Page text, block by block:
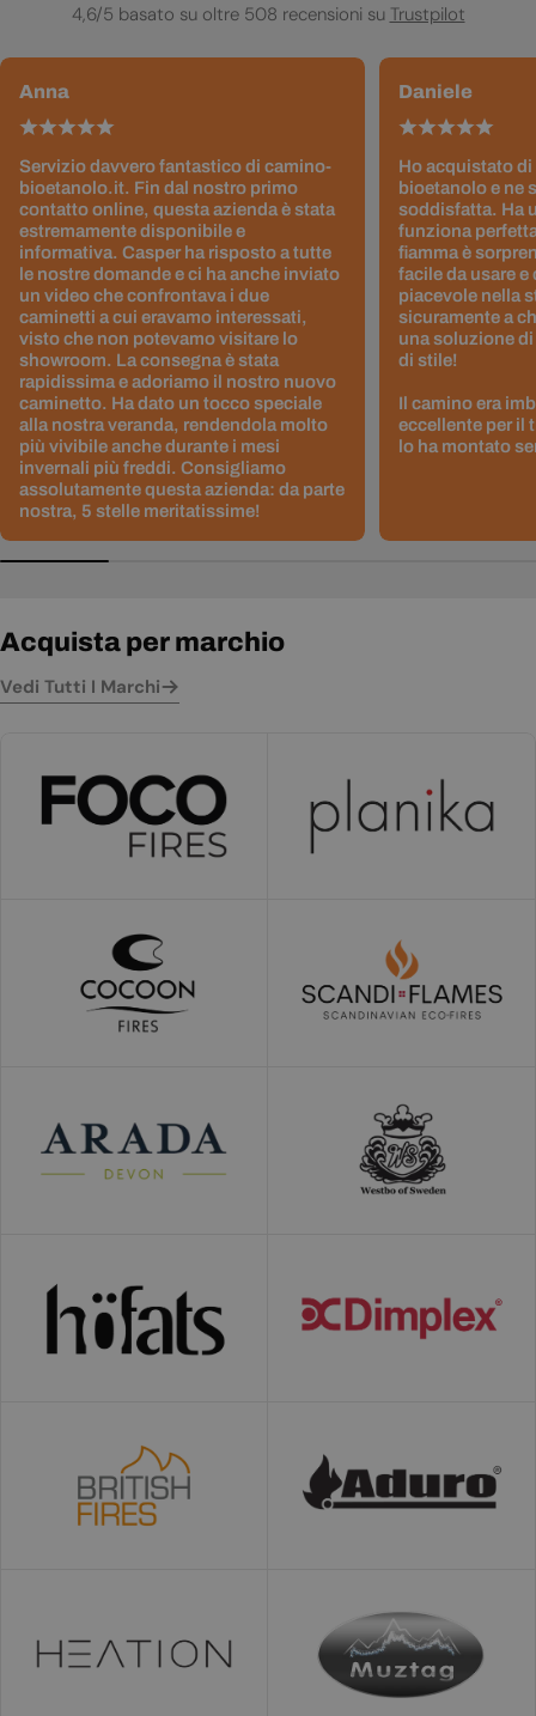
4,6/5 basato su oltre 508 recensioni su Trustpilot
Anna
Servizio davvero fantastico di camino-
bioetanolo.it. Fin dal nostro primo
contatto online, questa azienda è stata
estremamente disponibile e
informativa. Casper ha risposto a tutte
le nostre domande e ci ha anche inviato
un video che confrontava i due
caminetti a cui eravamo interessati,
visto che non potevamo visitare lo
showroom. La consegna è stata
rapidissima e adoriamo il nostro nuovo
caminetto. Ha dato un tocco speciale
alla nostra veranda, rendendola molto
più vivibile anche durante i mesi
invernali più freddi. Consigliamo
assolutamente questa azienda: da parte
nostra, 5 stelle meritatissime!
Daniele
Ho acquistato di
bioetanolo e ne
soddisfatta. Ha
funziona
fiamma è
facile da usare e
piacevole nella
sicuramente a
una soluzione
di stile!
Il camino era
eccellente per il
lo ha montato
Acquista per marchio
Vedi Tutti I Marchi